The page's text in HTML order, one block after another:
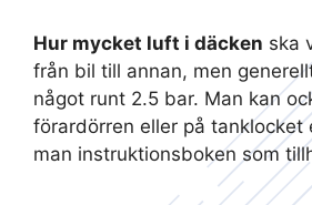
Hur mycket luft i däcken ska
från bil till annan, men
något runt 2.5 bar. Man kan
förardörren eller på tanklocket
man instruktionsboken som